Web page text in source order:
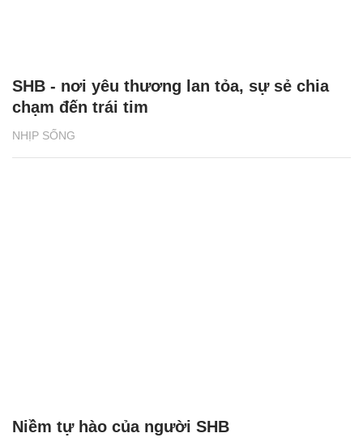
NHỊP SỐNG
SHB - nơi yêu thương lan tỏa, sự sẻ chia
chạm đến trái tim
Niềm tự hào của người SHB